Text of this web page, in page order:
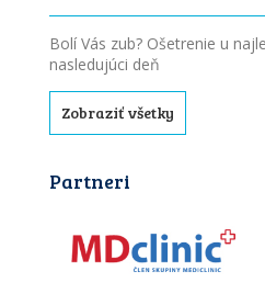
Bolí Vás zub? Ošetrenie u
nasledujúci deň
Zobraziť všetky
Partneri